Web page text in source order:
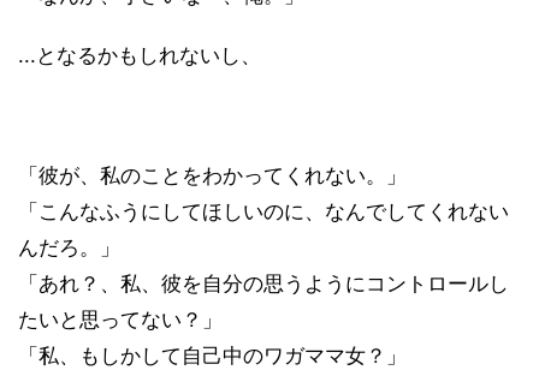
...となるかもしれないし、
「彼が、私のことをわかってくれない。」
「こんなふうにしてほしいのに、なんでしてくれない
んだろ。」
「あれ？、私、彼を自分の思うようにコントロールし
たいと思ってない？」
「私、もしかして自己中のワガママ女？」